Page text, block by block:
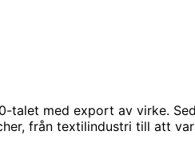
talet med export av virke.
från textilindustri till att